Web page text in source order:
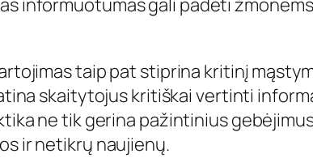
informuotumas gali padėti
taip pat stiprina kritinį
skaitytojus kritiškai vertinti
ne tik gerina pažintinius
ir netikrų naujienų.